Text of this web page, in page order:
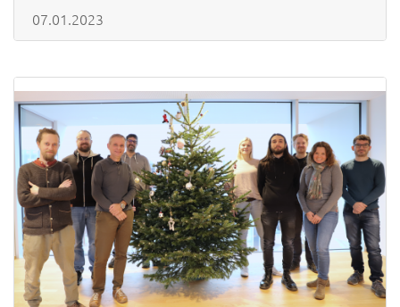
07.01.2023